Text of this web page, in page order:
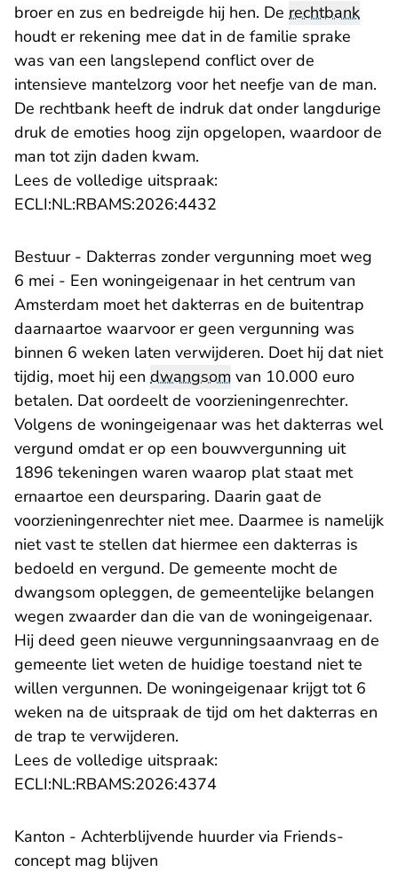
broer en zus en bedreigde hij hen. De rechtbank
houdt er rekening mee dat in de familie sprake
was van een langslepend conflict over de
intensieve mantelzorg voor het neefje van de man.
De rechtbank heeft de indruk dat onder langdurige
druk de emoties hoog zijn opgelopen, waardoor de
man tot zijn daden kwam.
Lees de volledige uitspraak:
ECLI:NL:RBAMS:2026:4432
Bestuur - Dakterras zonder vergunning moet weg
6 mei - Een woningeigenaar in het centrum van
Amsterdam moet het dakterras en de buitentrap
daarnaartoe waarvoor er geen vergunning was
binnen 6 weken laten verwijderen. Doet hij dat niet
tijdig, moet hij een dwangsom van 10.000 euro
betalen. Dat oordeelt de voorzieningenrechter.
Volgens de woningeigenaar was het dakterras wel
vergund omdat er op een bouwvergunning uit
1896 tekeningen waren waarop plat staat met
ernaartoe een deursparing. Daarin gaat de
voorzieningenrechter niet mee. Daarmee is namelijk
niet vast te stellen dat hiermee een dakterras is
bedoeld en vergund. De gemeente mocht de
dwangsom opleggen, de gemeentelijke belangen
wegen zwaarder dan die van de woningeigenaar.
Hij deed geen nieuwe vergunningsaanvraag en de
gemeente liet weten de huidige toestand niet te
willen vergunnen. De woningeigenaar krijgt tot 6
weken na de uitspraak de tijd om het dakterras en
de trap te verwijderen.
Lees de volledige uitspraak:
ECLI:NL:RBAMS:2026:4374- U verlaat
Kanton - Achterblijvende huurder via Friends-
concept mag blijven